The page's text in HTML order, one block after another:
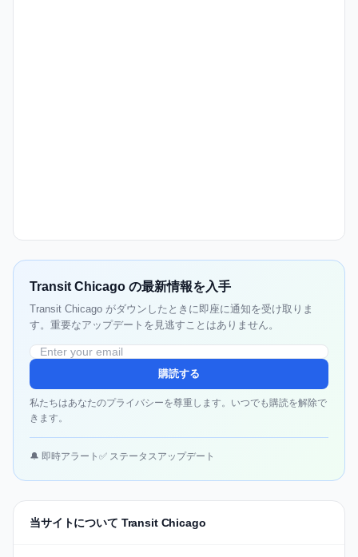
Transit Chicago の最新情報を入手
Transit Chicago がダウンしたときに即座に通知を受け取りま
す。重要なアップデートを見逃すことはありません。
購読する
私たちはあなたのプライバシーを尊重します。いつでも購読を解除で
きます。
🔔 即時アラート ✅ ステータスアップデート
当サイトについて Transit Chicago